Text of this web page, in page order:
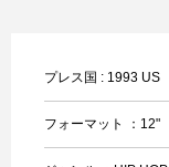
プレス国 : 1993 US
フォーマット ：12"